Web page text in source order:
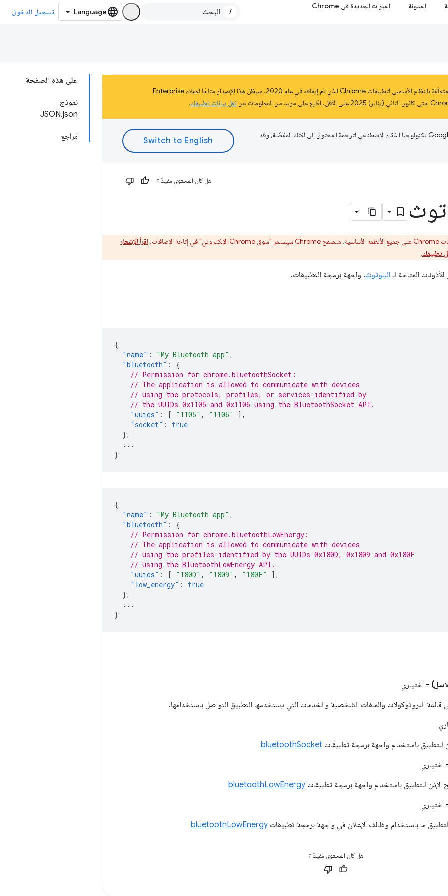
المدونة الميزات الجديدة في Chrome
/ تسجيل الدخول
على هذه الصفحة
نموذج
JSON.json
مَراجع
تشكّل هذه الصفحة جزءًا من المستندات المتعلّقة بالنظام الأساسي لتطبيقات Chrome الذي تم إيقافه في عام 2020. سيظل هذا الإصدار متاحًا لعملاء Enterprise
نقل بيانات تطبيقك.
تستخدم Google تكنولوجيا الذكاء الاصطناعي لترجمة المحتوى إلى لغتك المفضّلة، وقد
هل كان المحتوى مفيدًا؟
اقرأ الإشعار
تطبيقك.
الأذونات المتاحة لـ البلوتوث. واجهة برمجة التطبيقات.
{
"name" : "My Bluetooth app" ,
"bluetooth" :
{
// Permission for chrome.bluetoothSocket:
// The application is allowed to communicate with devices
// using the protocols, profiles, or services identified by
// the UUIDs 0x1105 and 0x1106 using the BluetoothSocket API.
"uuids" : [ "1105" , "1106"
],
"socket" :
true
},
...
}
{
"name" : "My Bluetooth app" ,
"bluetooth" :
{
// Permission for chrome.bluetoothLowEnergy:
// The application is allowed to communicate with devices
// using the profiles identified by the UUIDs 0x180D, 0x1809 and 0x180F
// using the BluetoothLowEnergy API.
"uuids" : [ "180D" , "1809" , "180F"
],
"low_energy" :
true
},
...
}
- اختياري
قائمة البروتوكولات والملفات الشخصية والخدمات التي يستخدمها التطبيق التواصل باستخدامها.
للتطبيق باستخدام واجهة برمجة تطبيقات bluetoothSocket
اختياري
الإذن للتطبيق باستخدام واجهة برمجة تطبيقات bluetoothLowEnergy
اختياري
لتطبيق ما باستخدام وظائف الإعلان في واجهة برمجة تطبيقات bluetoothLowEnergy
هل كان المحتوى مفيدًا؟